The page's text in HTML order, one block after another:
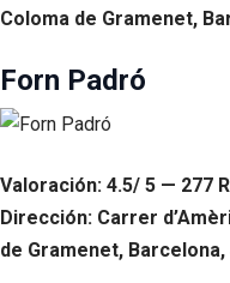
Coloma de Gramenet,
Forn Padró
Valoración: 4.5/ 5 — 277
Dirección: Carrer
de Gramenet, Barcelona,